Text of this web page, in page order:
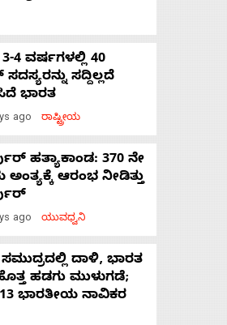
4 ವರ್ಷಗಳಲ್ಲಿ 40
ಸದ್ದಿಲ್ಲದೆ
ಭಾರತ
ago ರಾಷ್ಟ್ರೀಯ
ಹತ್ಯಾಕಾಂಡ: 370 ನೇ
ಆರಂಭ ನೀಡಿತ್ತು
ago ಯುವಧ್ವನಿ
ಸಮುದ್ರದಲ್ಲಿ ದಾಳಿ, ಭಾರತ
ಹಡಗು ಮುಳುಗಡೆ;
13 ಭಾರತೀಯ ನಾವಿಕರ